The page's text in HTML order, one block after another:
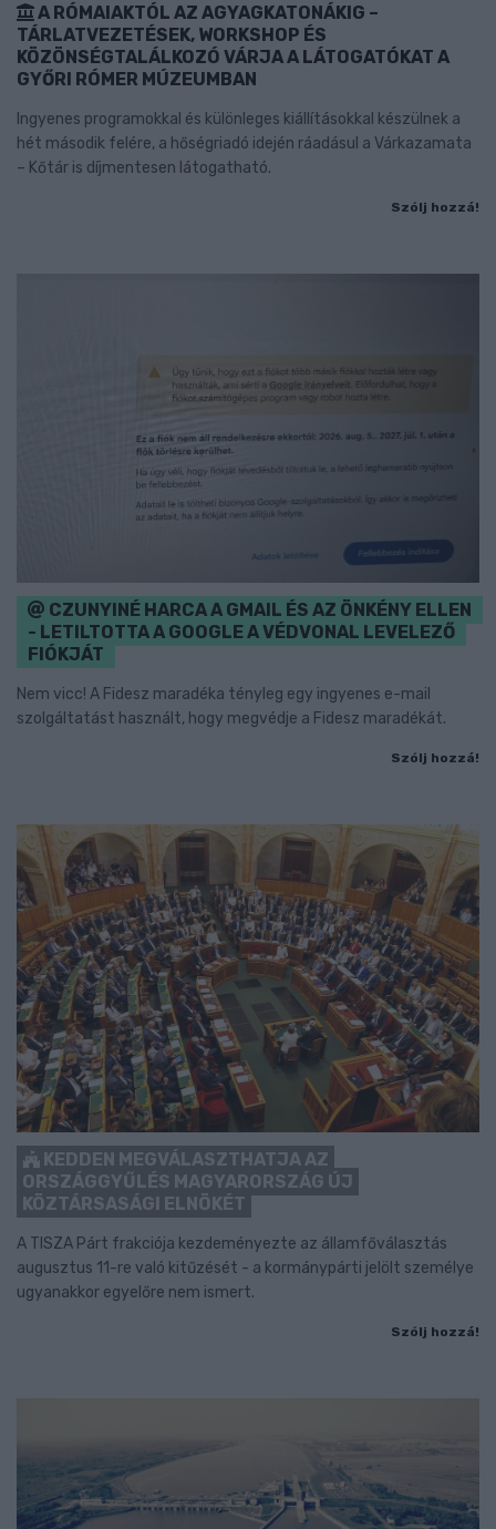
A RÓMAIAKTÓL AZ AGYAGKATONÁKIG –
TÁRLATVEZETÉSEK, WORKSHOP ÉS
KÖZÖNSÉGTALÁLKOZÓ VÁRJA A LÁTOGATÓKAT A
GYŐRI RÓMER MÚZEUMBAN
Ingyenes programokkal és különleges kiállításokkal készülnek a
hét második felére, a hőségriadó idején ráadásul a Várkazamata
– Kőtár is díjmentesen látogatható.
Szólj hozzá!
CZUNYINÉ HARCA A GMAIL ÉS AZ ÖNKÉNY ELLEN
- LETILTOTTA A GOOGLE A VÉDVONAL LEVELEZŐ
FIÓKJÁT
Nem vicc! A Fidesz maradéka tényleg egy ingyenes e-mail
szolgáltatást használt, hogy megvédje a Fidesz maradékát.
Szólj hozzá!
KEDDEN MEGVÁLASZTHATJA AZ
ORSZÁGGYŰLÉS MAGYARORSZÁG ÚJ
KÖZTÁRSASÁGI ELNÖKÉT
A TISZA Párt frakciója kezdeményezte az államfőválasztás
augusztus 11-re való kitűzését - a kormánypárti jelölt személye
ugyanakkor egyelőre nem ismert.
Szólj hozzá!